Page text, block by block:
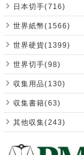
日本切手(716)
世界紙幣(1566)
世界硬貨(1399)
世界切手(98)
収集用品(130)
収集書籍(63)
其他収集(243)